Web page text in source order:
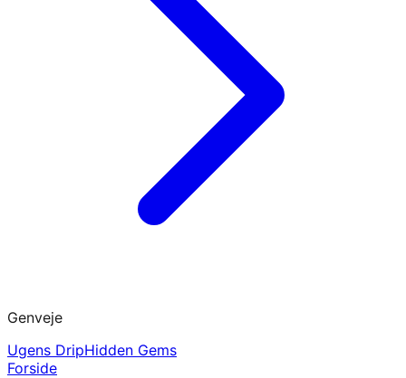
Genveje
Ugens DripHidden Gems
Forside